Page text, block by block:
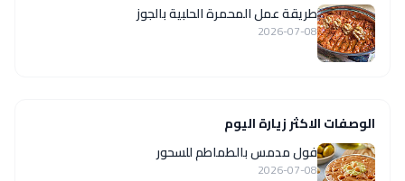
طريقة عمل المحمرة الحلبية بالجوز
2026-07-08
الوصفات الاكثر زيارة اليوم
فول مدمس بالطماطم للسحور
2026-07-08